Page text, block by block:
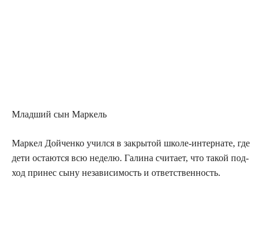
Млад­ший сын Маркель
Мар­кел Дой­чен­ко учил­ся в закры­той шко­ле-интер­на­те, где
дети оста­ют­ся всю неде­лю. Гали­на счи­та­ет, что такой под­
ход при­нес сыну неза­ви­си­мость и ответственность.